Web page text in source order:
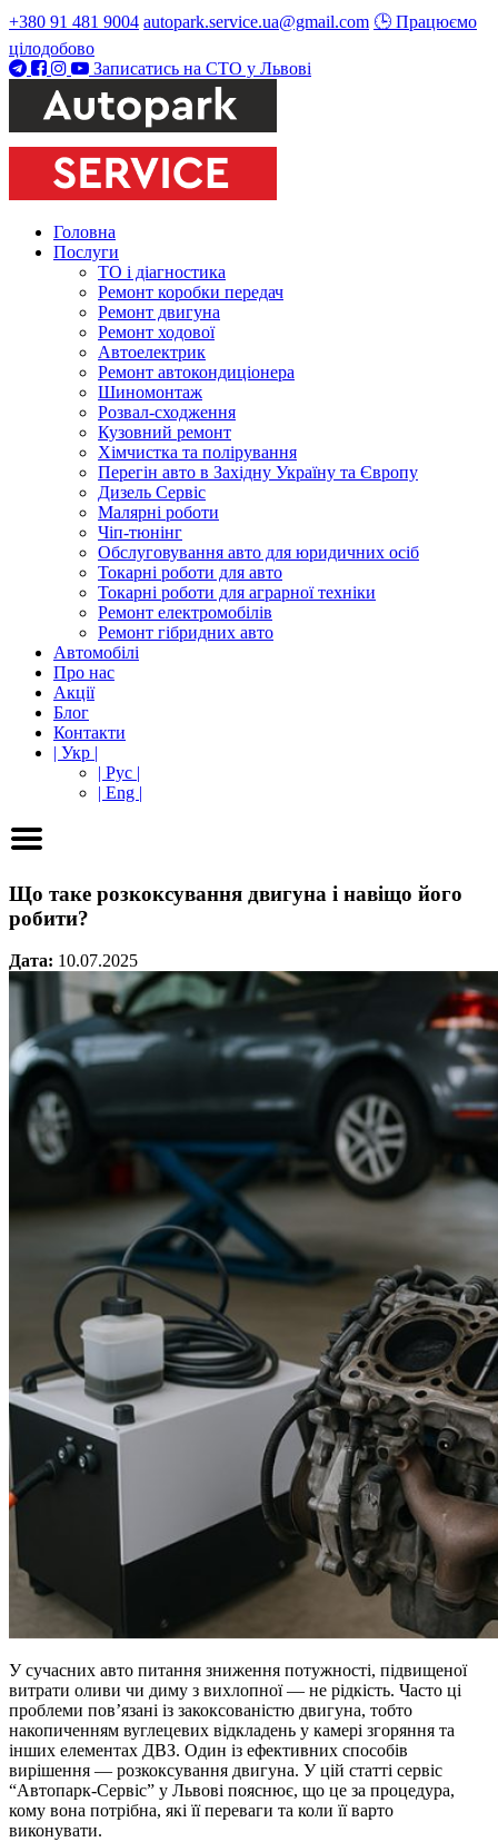
+380 91 481 9004 autopark.service.ua@gmail.com 🕒 Працюємо
цілодобово
Записатись на СТО у Львові
Головна
Послуги
ТО і діагностика
Ремонт коробки передач
Ремонт двигуна
Ремонт ходової
Автоелектрик
Ремонт автокондиціонера
Шиномонтаж
Розвал-сходження
Кузовний ремонт
Хімчистка та полірування
Перегін авто в Західну Україну та Європу
Дизель Сервіс
Малярні роботи
Чіп-тюнінг
Обслуговування авто для юридичних осіб
Токарні роботи для авто
Токарні роботи для аграрної техніки
Ремонт електромобілів
Ремонт гібридних авто
Автомобілі
Про нас
Акції
Блог
Контакти
| Укр |
| Рус |
| Eng |
Що таке розкоксування двигуна і навіщо його
робити?
Дата: 10.07.2025
У сучасних авто питання зниження потужності, підвищеної
витрати оливи чи диму з вихлопної — не рідкість. Часто ці
проблеми пов’язані із закоксованістю двигуна, тобто
накопиченням вуглецевих відкладень у камері згоряння та
інших елементах ДВЗ. Один із ефективних способів
вирішення — розкоксування двигуна. У цій статті сервіс
“Автопарк-Сервіс” у Львові пояснює, що це за процедура,
кому вона потрібна, які її переваги та коли її варто
виконувати.